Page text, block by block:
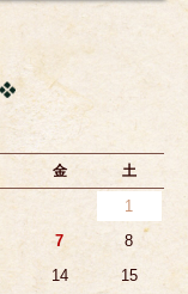
金 土
1
7
8
14
15